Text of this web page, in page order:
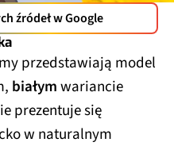
źródeł w Google
przedstawiają model
białymwariancie
prezentuje się
w naturalnym